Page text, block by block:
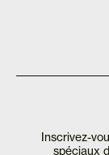
Inscrivez-
spéciaux